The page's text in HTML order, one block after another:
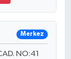
Merkez
NO:41